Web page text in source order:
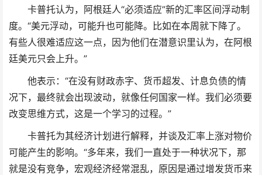
卡普托认为，阿根廷人“必须适应”新的汇率区间浮动制
度。“美元浮动，可能升也可能降。比如在本周就下降了。
有些人很难适应这一点，因为他们在潜意识里认为，在阿根
廷美元只会上升。”
他表示：“在没有财政赤字、货币超发、计息负债的情
况下，最终就会出现波动，就像任何国家一样。我们必须要
改变思维方式，这是一个学习的过程。”
卡普托为其经济计划进行解释，并谈及汇率上涨对物价
可能产生的影响。“多年来，我们一直处于一种状况下，那
就是没有竞争，宏观经济经常混乱，原因是通过增发货币来